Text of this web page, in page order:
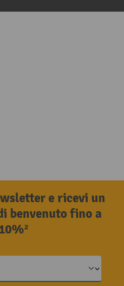
e ricevi un
benvenuto fino a